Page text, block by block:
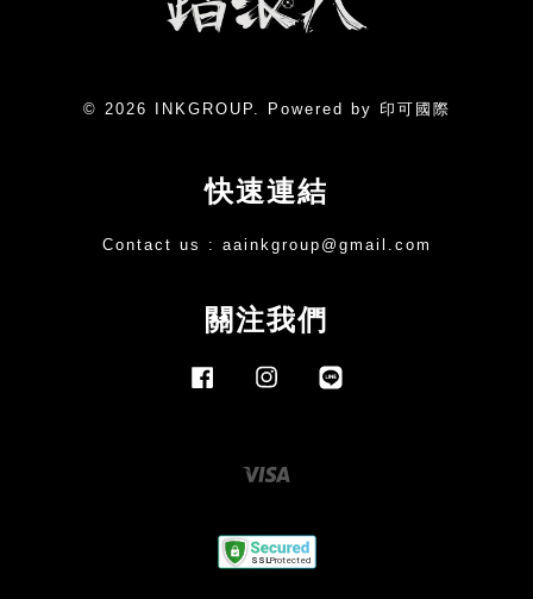
© 2026 INKGROUP. Powered by 印可國際
快速連結
Contact us : aainkgroup@gmail.com
關注我們
FacebookInstagram